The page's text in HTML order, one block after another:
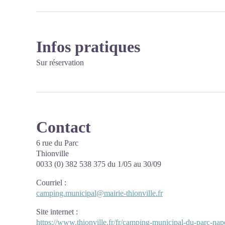
Infos pratiques
Sur réservation
Contact
6 rue du Parc
Thionville
0033 (0) 382 538 375 du 1/05 au 30/09
Courriel :
camping.municipal@mairie-thionville.fr
Site internet :
https://www.thionville.fr/fr/camping-municipal-du-parc-